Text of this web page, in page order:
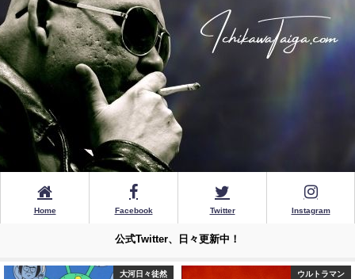
Home Facebook Twitter Instagram
公式Twitter、日々更新中！
ウルトラマン 制作・執筆作品